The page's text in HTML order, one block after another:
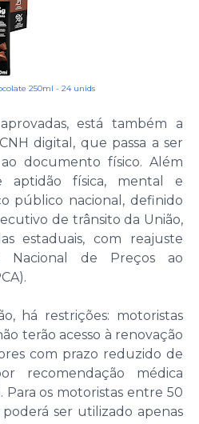
250ml - 24 unids
está também a
digital, que passa a ser
documento físico. Além
aptidão física, mental e
público nacional, definido
de trânsito da União,
estaduais, com reajuste
Nacional de Preços ao
há restrições: motoristas
terão acesso à renovação
com prazo reduzido de
recomendação médica
os motoristas entre 50
ser utilizado apenas